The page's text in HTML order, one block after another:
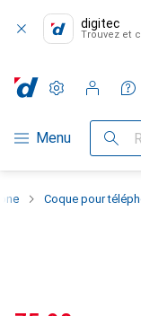
digitec
Trouvez et
Navigation par
Menu
Paramètres
Compte client
Listes de
Listes d'envies
Panier
Coque pour